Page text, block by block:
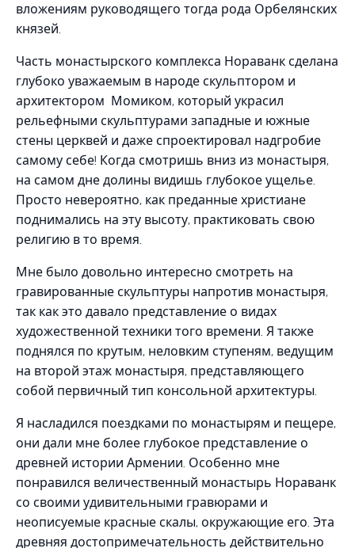
вложениям руководящего тогда рода Орбелянских
князей.
Часть монастырского комплекса Нораванк сделана
глубоко уважаемым в народе скульптором и
архитектором Момиком, который украсил
рельефными скульптурами западные и южные
стены церквей и даже спроектировал надгробие
самому себе! Когда смотришь вниз из монастыря,
на самом дне долины видишь глубокое ущелье.
Просто невероятно, как преданные христиане
поднимались на эту высоту, практиковать свою
религию в то время.
Мне было довольно интересно смотреть на
гравированные скульптуры напротив монастыря,
так как это давало представление о видах
художественной техники того времени. Я также
поднялся по крутым, неловким ступеням, ведущим
на второй этаж монастыря, представляющего
собой первичный тип консольной архитектуры.
Я насладился поездками по монастырям и пещере,
они дали мне более глубокое представление о
древней истории Армении. Особенно мне
понравился величественный монастырь Нораванк
со своими удивительными гравюрами и
неописуемые красные скалы, окружающие его. Эта
древняя достопримечательность действительно